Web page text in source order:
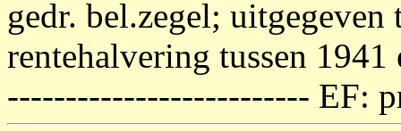
gedr. bel.zegel; uitgegeven
rentehalvering tussen 1941
-------------------------- EF: